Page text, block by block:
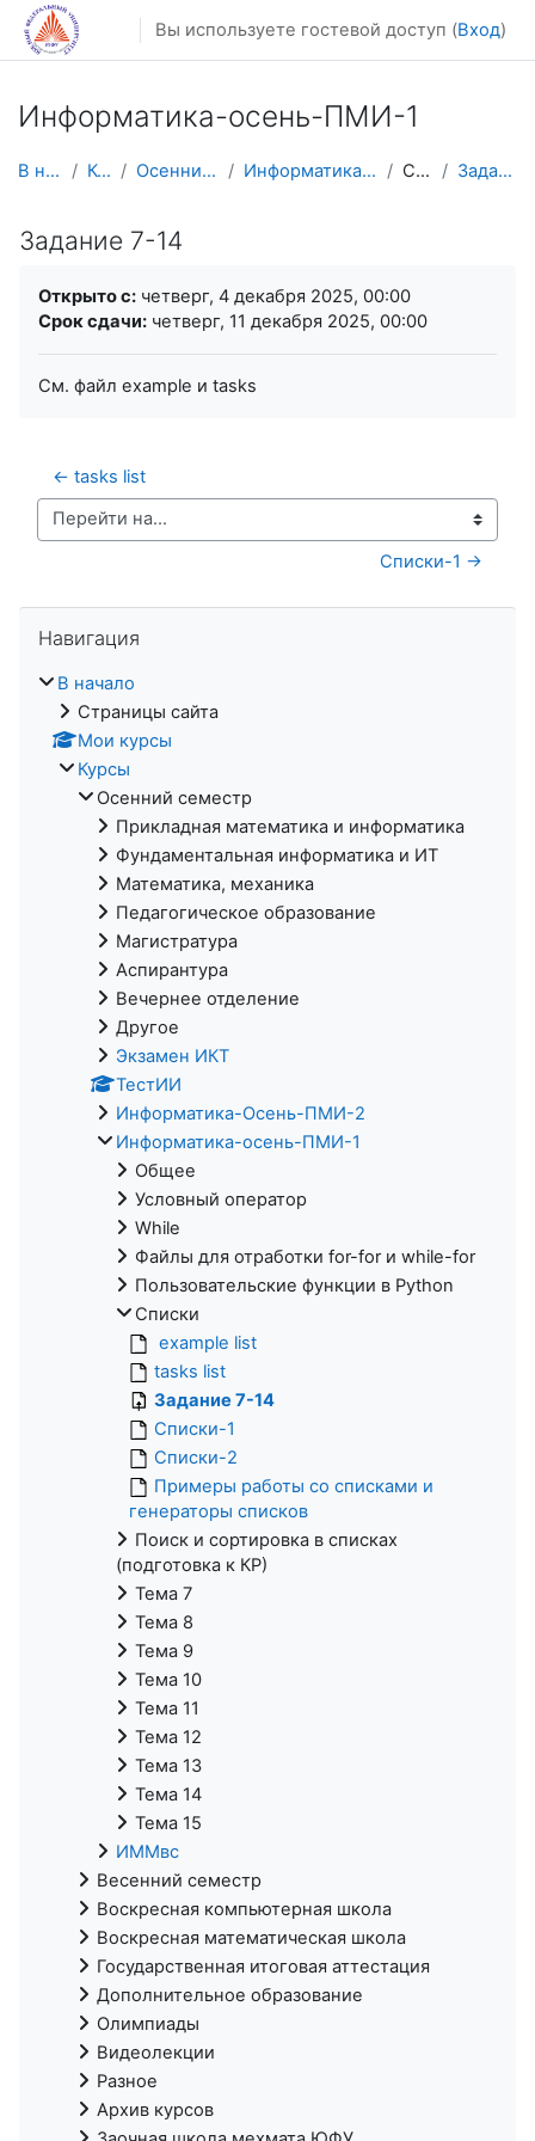
Перейти к основному содержанию
Вы используете гостевой доступ (Вход)
Информатика-осень-ПМИ-1
В начало Курсы Осенний семестр Информатика-осень-ПМИ-1 Списки Задание 7-14
Задание 7-14
Открыто с: четверг, 4 декабря 2025, 00:00
Срок сдачи: четверг, 11 декабря 2025, 00:00
См. файл example и tasks
← tasks list
Перейти на...
Списки-1 →
Навигация
В начало
Страницы сайта
Мои курсы
Курсы
Осенний семестр
Прикладная математика и информатика
Фундаментальная информатика и ИТ
Математика, механика
Педагогическое образование
Магистратура
Аспирантура
Вечернее отделение
Другое
Экзамен ИКТ
ТестИИ
Информатика-Осень-ПМИ-2
Информатика-осень-ПМИ-1
Общее
Условный оператор
While
Файлы для отработки for-for и while-for
Пользовательские функции в Python
Списки
example list
tasks list
Задание 7-14
Списки-1
Списки-2
Примеры работы со списками и
генераторы списков
Поиск и сортировка в списках
(подготовка к КР)
Тема 7
Тема 8
Тема 9
Тема 10
Тема 11
Тема 12
Тема 13
Тема 14
Тема 15
ИММвс
Весенний семестр
Воскресная компьютерная школа
Воскресная математическая школа
Государственная итоговая аттестация
Дополнительное образование
Олимпиады
Видеолекции
Разное
Архив курсов